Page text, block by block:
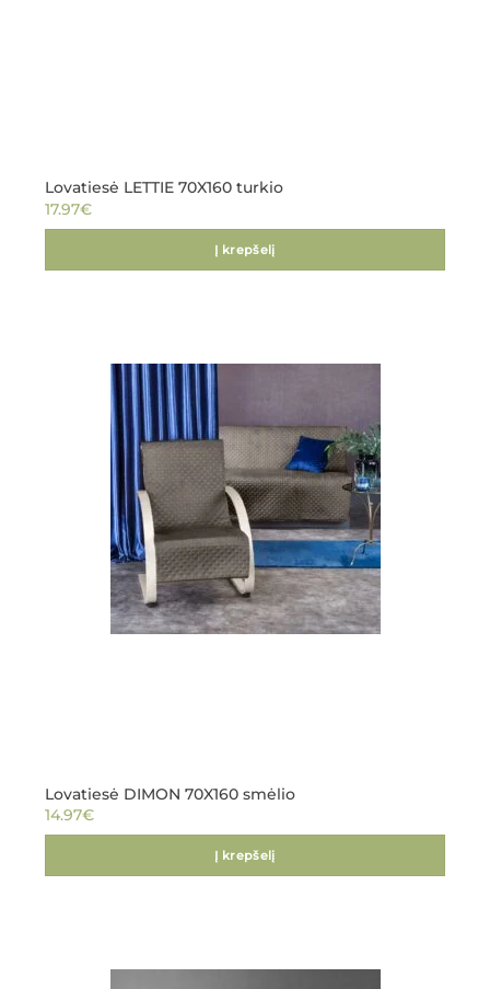
Lovatiesė LETTIE 70X160 turkio
17.97€
Į krepšelį
Lovatiesė DIMON 70X160 smėlio
14.97€
Į krepšelį